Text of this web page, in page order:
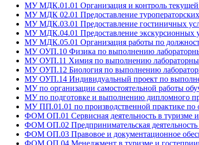
МУ МДК.01.01 Организация и контроль текущей
МУ МДК 02.01 Предоставление туроператорских
МУ МДК.03.01 Предоставление гостиничных
МУ МДК.04.01 Предоставление экскурсионных
МУ МДК.05.01 Организация работы по
МУ ОУП.10 Физика по выполнению
МУ ОУП.11 Химия по выполнению
МУ ОУП.12 Биология по выполнению
МУ ОУП.14 Индивидуальный проект по
МУ по организации самостоятельной работы
МУ по подготовке и выполнению дипломного
МУ ПП.01.01 по производственной практике по
ФОМ ОП.01 Сервисная деятельность в туризме и
ФОМ ОП.02 Предпринимательская деятельность
ФОМ ОП.03 Правовое и документационное
ФОМ ОП.04 Менеджмент в туризме и